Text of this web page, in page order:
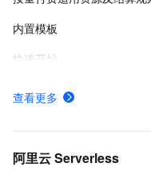
内置模板
快速开始
使用 Code Interpreter
通过Web函数创建部署
查看更多
阿里云 Serverless